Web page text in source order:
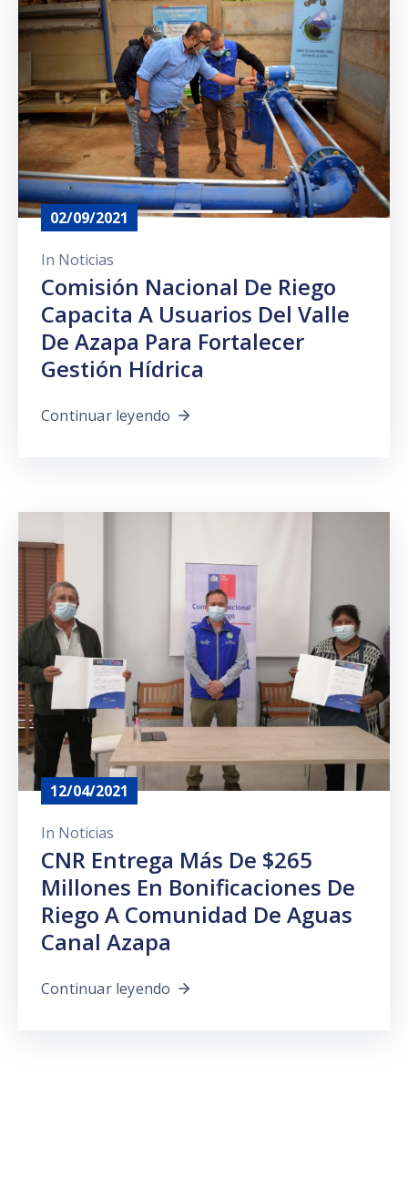
Prensa
02/09/2021
In Noticias
Comisión Nacional De Riego
Capacita A Usuarios Del Valle
De Azapa Para Fortalecer
Gestión Hídrica
Continuar leyendo
12/04/2021
In Noticias
CNR Entrega Más De $265
Millones En Bonificaciones De
Riego A Comunidad De Aguas
Canal Azapa
Continuar leyendo